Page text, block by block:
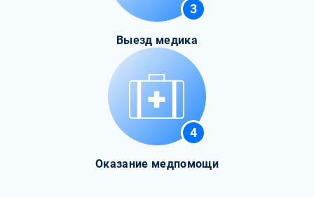
3
Выезд медика
4
Оказание медпомощи